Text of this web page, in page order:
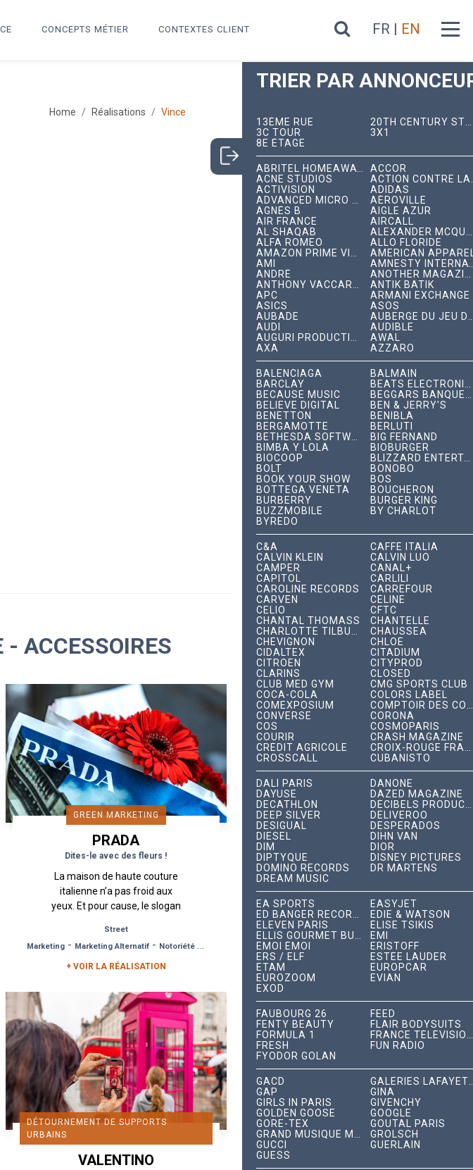
FR | EN
CONCEPTS MÉTIER CONTEXTES CLIENT
Home Réalisations Vince
ACCESSOIRES
GREEN MARKETING
PRADA
Dites-le avec des fleurs !
La maison de haute couture
italienne n’a pas froid aux
yeux. Et pour cause, le slogan
la capitale de la mode. «
Seditious Simplicity...
Street
Marketing - Marketing Alternatif - Notoriété de Marque
+ VOIR LA RÉALISATION
DÉTOURNEMENT DE SUPPORTS
URBAINS
VALENTINO
TRIER PAR
13ÈME RUE
3C TOUR
3X1
8E ÉTAGE
ACCOR
ACNE STUDIOS
ACTIVISION
ADIDAS
AÉROVILLE
AGNÈS B
AIGLE AZUR
AIR FRANCE
AIRCALL
AL SHAQAB
ALFA ROMEO
ALLO FLORIDE
AMERICAN
AMI
ANDRÉ
ANTIK BATIK
APC
ARMANI EXCHANGE
ASICS
ASOS
AUBADE
AUDI
AUDIBLE
AWAL
AXA
AZZARO
BALENCIAGA
BALMAIN
BARCLAY
BECAUSE MUSIC
BELIEVE DIGITAL
BEN & JERRY'S
BENETTON
BENIBLA
BERGAMOTTE
BERLUTI
BIG FERNAND
BIMBA Y LOLA
BIOBURGER
BIOCOOP
BLIZZARD ENTERTAINMENT
BOLT
BONOBO
BOOK YOUR SHOW
BOS
BOTTEGA VENETA
BOUCHERON
BURBERRY
BURGER KING
BUZZMOBILE
BY CHARLOT
BYREDO
C&A
CAFFÈ ITALIA
CALVIN KLEIN
CALVIN LUO
CAMPER
CANAL+
CAPITOL
CARLILI
CAROLINE RECORDS
CARREFOUR
CARVEN
CÉLINE
CELIO
CFTC
CHANTAL THOMASS
CHANTELLE
CHAUSSEA
CHEVIGNON
CHLOÉ
CIDALTEX
CITADIUM
CITROËN
CITYPROD
CLARINS
CLOSED
CLUB MED GYM
CMG SPORTS CLUB
COCA-COLA
COLORS LABEL
COMEXPOSIUM
CONVERSE
CORONA
COS
COSMOPARIS
COURIR
CRASH MAGAZINE
CRÉDIT AGRICOLE
CROSSCALL
CUBANISTO
DALÍ PARIS
DANONE
DAYUSE
DAZED MAGAZINE
DECATHLON
DEEP SILVER
DELIVEROO
DESIGUAL
DESPERADOS
DIESEL
DIHN VAN
DIM
DIOR
DIPTYQUE
DISNEY PICTURES
DOMINO RECORDS
DR MARTENS
DREAM MUSIC
EA SPORTS
EASYJET
EDIE & WATSON
ELEVEN PARIS
ÉLISE TSIKIS
EMI
ÉMOI ÉMOI
ERISTOFF
ERS / ELF
ESTÉE LAUDER
ETAM
EUROPCAR
EUROZOOM
EVIAN
EXOD
FAUBOURG 26
FEED
FENTY BEAUTY
FLAIR BODYSUITS
FORMULA 1
FRESH
FUN RADIO
FYODOR GOLAN
GACD
GAP
GINA
GIRLS IN PARIS
GIVENCHY
GOLDEN GOOSE
GOOGLE
GORE-TEX
GOUTAL PARIS
GROLSCH
GUCCI
GUERLAIN
GUESS